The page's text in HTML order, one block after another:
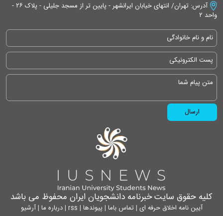
آدرس: تهران/ انتهای خیابان ایرانشهر - پایین تر از مسجد جلیلی - پلاک ۲۶ -
واحد ۲
کلیه حقوق سایت خبرنامه دانشجویان ایران محفوظ می باشد
آیین نامه اخلاق حرفه ای | تماس باما | پیوندها |
rss
|درباره ما |آرشیو